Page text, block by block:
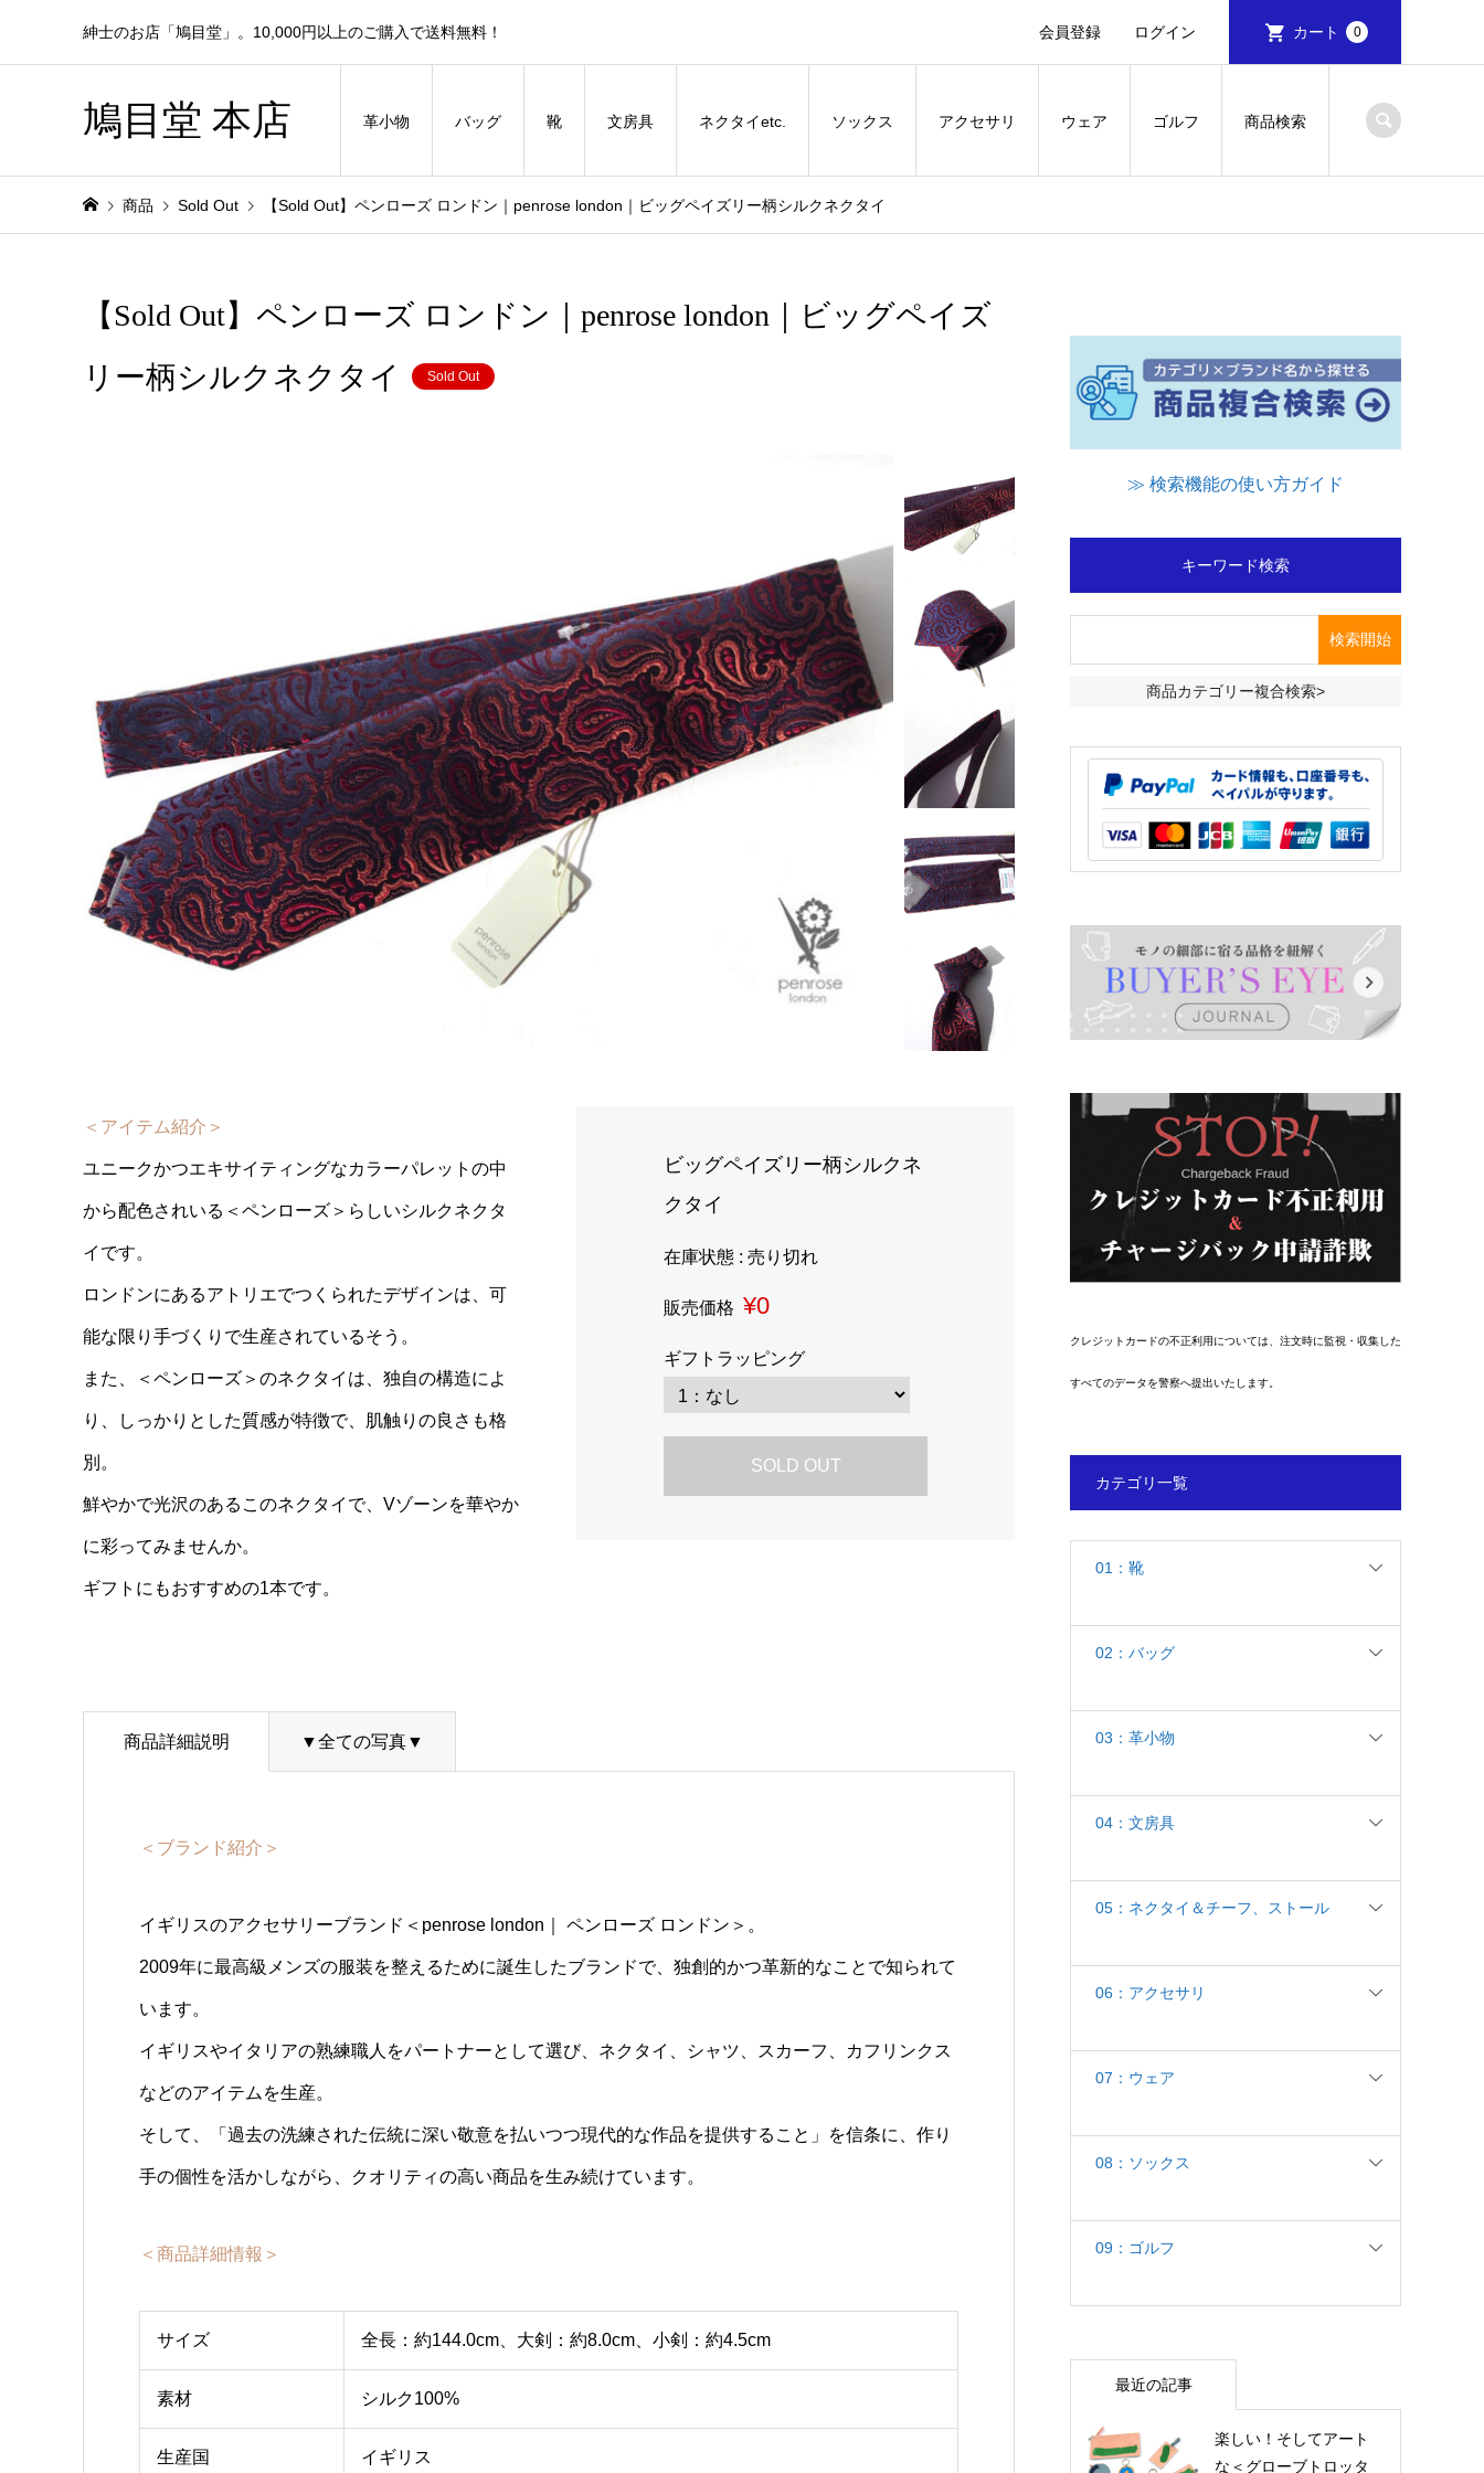
紳士のお店「鳩目堂」。10,000円以上のご購入で送料無料！ 会員登録 ログイン カート 0
鳩目堂 本店 革小物 バッグ 靴 文房具 ネクタイetc. ソックス アクセサリ ウェア ゴルフ 商品検索
商品 Sold Out 【Sold Out】ペンローズ ロンドン｜penrose london｜ビッグペイズリー柄シルクネクタイ
【Sold Out】ペンローズ ロンドン｜penrose london｜ビッグペイズ
リー柄シルクネクタイ
Sold Out
＜アイテム紹介＞
ユニークかつエキサイティングなカラーパレットの中
から配色されいる＜ペンローズ＞らしいシルクネクタ
イです。
ロンドンにあるアトリエでつくられたデザインは、可
能な限り手づくりで生産されているそう。
また、＜ペンローズ＞のネクタイは、独自の構造によ
り、しっかりとした質感が特徴で、肌触りの良さも格
別。
鮮やかで光沢のあるこのネクタイで、Vゾーンを華やか
に彩ってみませんか。
ギフトにもおすすめの1本です。
ビッグペイズリー柄シルクネ
クタイ
在庫状態 : 売り切れ
販売価格 ¥0
ギフトラッピング
SOLD OUT
商品詳細説明 ▼全ての写真▼
＜ブランド紹介＞
イギリスのアクセサリーブランド＜penrose london｜ ペンローズ ロンドン＞。
2009年に最高級メンズの服装を整えるために誕生したブランドで、独創的かつ革新的なことで知られて
います。
イギリスやイタリアの熟練職人をパートナーとして選び、ネクタイ、シャツ、スカーフ、カフリンクス
などのアイテムを生産。
そして、「過去の洗練された伝統に深い敬意を払いつつ現代的な作品を提供すること」を信条に、作り
手の個性を活かしながら、クオリティの高い商品を生み続けています。
＜商品詳細情報＞
サイズ 全長：約144.0cm、大剣：約8.0cm、小剣：約4.5cm
素材 シルク100%
生産国 イギリス
≫ 検索機能の使い方ガイド
キーワード検索
商品カテゴリー複合検索>
クレジットカードの不正利用については、注文時に監視・収集した
すべてのデータを警察へ提出いたします。
カテゴリ一覧
01：靴
02：バッグ
03：革小物
04：文房具
05：ネクタイ＆チーフ、ストール
06：アクセサリ
07：ウェア
08：ソックス
09：ゴルフ
最近の記事
楽しい！そしてアート
な＜グローブトロッタ